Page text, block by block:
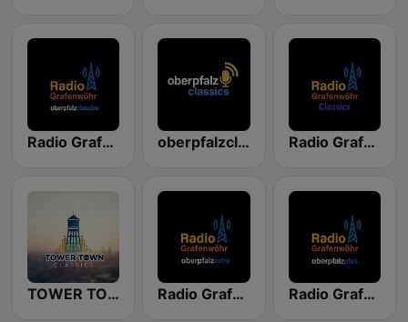
Radio Grafenwöhr - oberpfalzclassics oberpfalzclassics Radio Grafenwöhr - Classics
TOWER TOWN Classics Radio Grafenwöhr - oberpfalzextra Radio Grafenwöhr - oberpfalzplus